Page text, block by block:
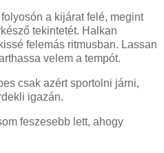
a kijárat felé, megint
tekintetét. Halkan
felemás ritmusban. Lassan
velem a tempót.
csak azért sportolni járni,
igazán.
feszesebb lett, ahogy